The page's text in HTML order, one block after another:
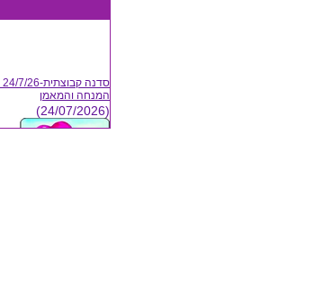
המנחה והמאמן
(24/07/2026)